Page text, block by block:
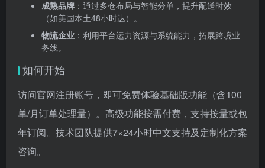
成熟品牌 ：通过多仓布局与智能分单，提升配送时效
（如美国本土48小时达）。
物流企业 ：利用平台运力资源与系统能力，拓展跨境业
务线。
如何开始
访问官网注册账号，即可免费体验基础版功能（含100
单/月订单处理量）。高级功能按需付费，支持按量或包
年订阅。技术团队提供7×24小时中文支持及定制化方案
咨询。